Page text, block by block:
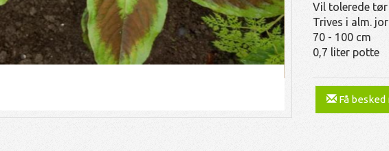
Vil tolerede tør
Trives i alm.
70 - 100 cm
0,7 liter potte
Få